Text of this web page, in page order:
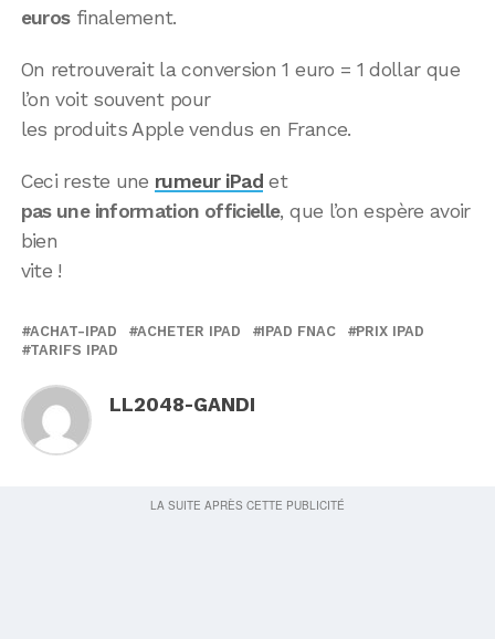
eurosfinalement.
On retrouverait la conversion 1 euro = 1 dollar que
l’on voit souvent pour
les produits Apple vendus en France.
Ceci reste une rumeur iPad et
pas une information officielle, que l’on espère avoir
bien
vite !
ACHAT-IPAD ACHETER IPAD IPAD FNAC
PRIX IPAD
TARIFS IPAD
LL2048-GANDI